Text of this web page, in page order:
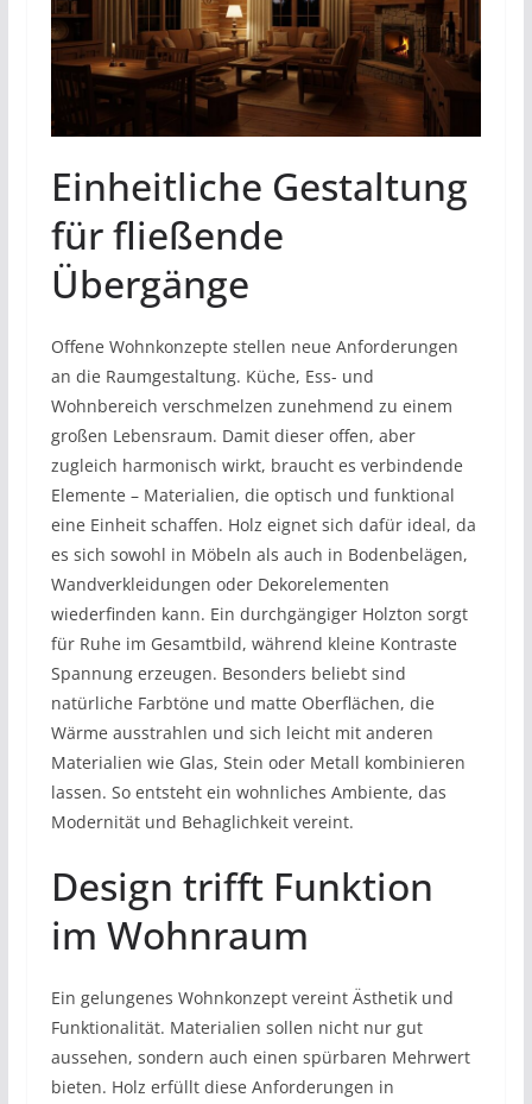
Einheitliche Gestaltung
für fließende
Übergänge
Offene Wohnkonzepte stellen neue Anforderungen
an die Raumgestaltung. Küche, Ess- und
Wohnbereich verschmelzen zunehmend zu einem
großen Lebensraum. Damit dieser offen, aber
zugleich harmonisch wirkt, braucht es verbindende
Elemente – Materialien, die optisch und funktional
eine Einheit schaffen. Holz eignet sich dafür ideal, da
es sich sowohl in Möbeln als auch in Bodenbelägen,
Wandverkleidungen oder Dekorelementen
wiederfinden kann. Ein durchgängiger Holzton sorgt
für Ruhe im Gesamtbild, während kleine Kontraste
Spannung erzeugen. Besonders beliebt sind
natürliche Farbtöne und matte Oberflächen, die
Wärme ausstrahlen und sich leicht mit anderen
Materialien wie Glas, Stein oder Metall kombinieren
lassen. So entsteht ein wohnliches Ambiente, das
Modernität und Behaglichkeit vereint.
Design trifft Funktion
im Wohnraum
Ein gelungenes Wohnkonzept vereint Ästhetik und
Funktionalität. Materialien sollen nicht nur gut
aussehen, sondern auch einen spürbaren Mehrwert
bieten. Holz erfüllt diese Anforderungen in